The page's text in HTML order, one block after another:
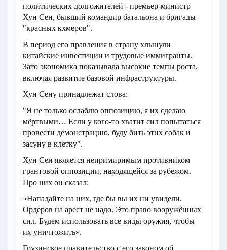
политических долгожителей - премьер-министр
Хун Сен, бывший командир батальона и бригады
"красных кхмеров".
В период его правления в страну хлынули
китайские инвестиции и трудовые иммигранты.
Зато экономика показывала высокие темпы роста,
включая развитие базовой инфраструктуры.
Хун Сену принадлежат слова:
"Я не только ослаблю оппозицию, я их сделаю
мёртвыми… Если у кого-то хватит сил попытаться
провести демонстрацию, буду бить этих собак и
засуну в клетку".
Хун Сен является непримиримым противником
грантовой оппозиции, находящейся за рубежом.
Про них он сказал:
«Нападайте на них, где бы вы их ни увидели.
Ордеров на арест не надо. Это право вооружённых
сил. Будем использовать все виды оружия, чтобы
их уничтожить».